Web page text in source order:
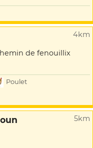
4km
de fenouillix
Poulet
5km